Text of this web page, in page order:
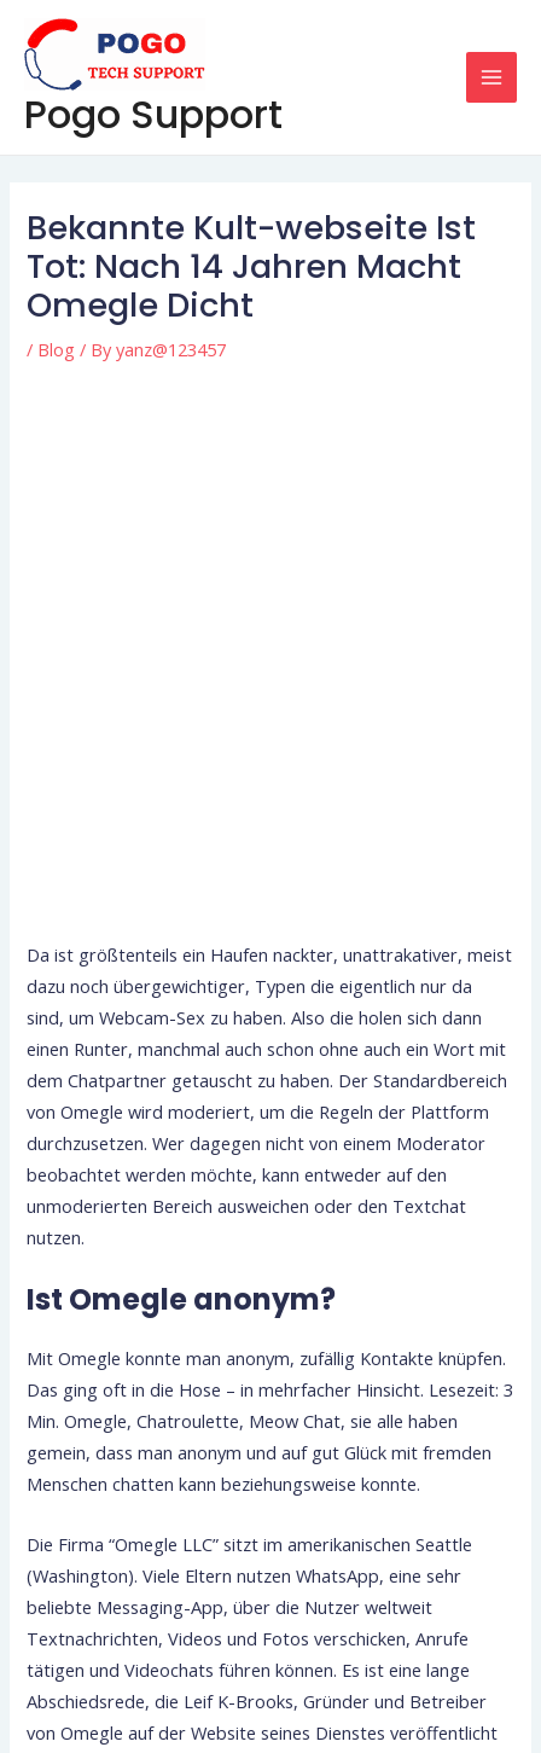
content
Pogo Support
Bekannte Kult-webseite Ist
Tot: Nach 14 Jahren Macht
Omegle Dicht
/ Blog / Byyanz@123457
Da ist größtenteils ein Haufen nackter, unattrakativer, meist
dazu noch übergewichtiger, Typen die eigentlich nur da
sind, um Webcam-Sex zu haben. Also die holen sich dann
einen Runter, manchmal auch schon ohne auch ein Wort mit
dem Chatpartner getauscht zu haben. Der Standardbereich
von Omegle wird moderiert, um die Regeln der Plattform
durchzusetzen. Wer dagegen nicht von einem Moderator
beobachtet werden möchte, kann entweder auf den
unmoderierten Bereich ausweichen oder den Textchat
nutzen.
Ist Omegle anonym?
Mit Omegle konnte man anonym, zufällig Kontakte knüpfen.
Das ging oft in die Hose – in mehrfacher Hinsicht. Lesezeit: 3
Min. Omegle, Chatroulette, Meow Chat, sie alle haben
gemein, dass man anonym und auf gut Glück mit fremden
Menschen chatten kann beziehungsweise konnte.
Die Firma “Omegle LLC” sitzt im amerikanischen Seattle
(Washington). Viele Eltern nutzen WhatsApp, eine sehr
beliebte Messaging-App, über die Nutzer weltweit
Textnachrichten, Videos und Fotos verschicken, Anrufe
tätigen und Videochats führen können. Es ist eine lange
Abschiedsrede, die Leif K-Brooks, Gründer und Betreiber
von Omegle auf der Website seines Dienstes veröffentlicht
navigation